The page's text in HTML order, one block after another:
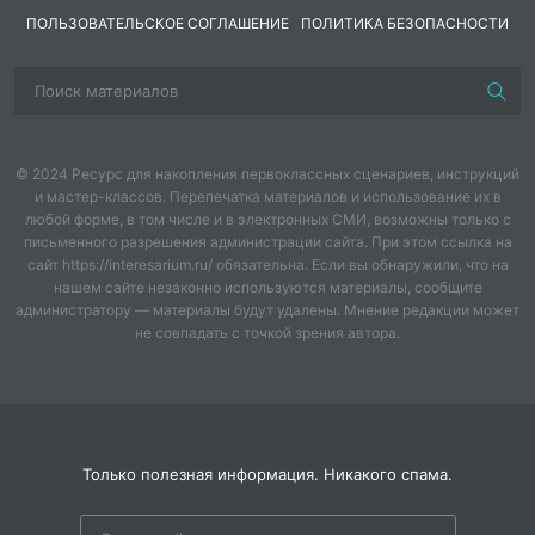
уважаемые гости,
Задача:активизировать мыслительную деятельность
детей и заинтересовать темой.
Деятельность
воспитанников
Деятельность педагога-
Примечание
Ребята, вы любите читать
Каких только сказок нет
на свете, они бывают
ПОЛЬЗОВАТЕЛЬСКОЕ СОГЛАШЕНИЕ
ПОЛИТИКА БЕЗОПАСНОСТИ
© 2024 Ресурс для накопления первоклассных сценариев, инструкций
и мастер-классов. Перепечатка материалов и использование их в
любой форме, в том числе и в электронных СМИ, возможны только с
письменного разрешения администрации сайта. При этом ссылка на
сайт https://interesarium.ru/ обязательна. Если вы обнаружили, что на
нашем сайте незаконно используются материалы, сообщите
администратору — материалы будут удалены. Мнение редакции может
не совпадать с точкой зрения автора.
Только полезная информация. Никакого спама.